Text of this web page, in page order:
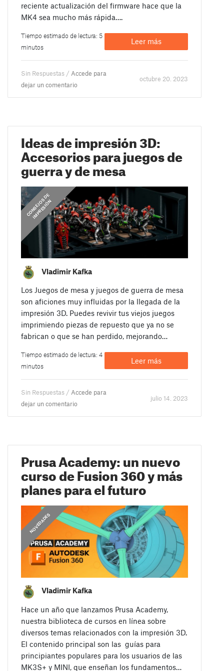
reciente actualización del firmware hace que la
MK4 sea mucho más rápida….
Tiempo estimado de lectura: 5
minutos
Leer más
Sin Respuestas / Accede para
dejar un comentario
octubre 20. 2023
Ideas de impresión 3D:
Accesorios para juegos de
guerra y de mesa
C
O
N
S
E
J
O
S
D
E
I
M
P
R
E
S
I
Ó
N
Vladimir Kafka
Los Juegos de mesa y juegos de guerra de mesa
son aficiones muy influidas por la llegada de la
impresión 3D. Puedes revivir tus viejos juegos
imprimiendo piezas de repuesto que ya no se
fabrican o que se han perdido, mejorando…
Tiempo estimado de lectura: 4
minutos
Leer más
Sin Respuestas / Accede para
dejar un comentario
julio 14. 2023
Prusa Academy: un nuevo
curso de Fusion 360 y más
planes para el futuro
COMUNICADOS
NOVEDADES
Vladimir Kafka
Hace un año que lanzamos Prusa Academy,
nuestra biblioteca de cursos en línea sobre
diversos temas relacionados con la impresión 3D.
El contenido principal son las guías para
principiantes populares para los usuarios de las
MK3S+ y MINI, que enseñan los fundamentos…